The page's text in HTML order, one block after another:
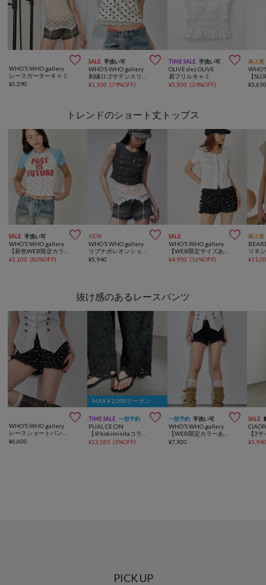

WHO’S WHO gallery
レースガーターキャミ
¥5,390
SALE 手洗い可 
WHO’S WHO gallery
¥1,100 (79%OFF)
TIME SALE 手洗い可 
OLIVE des OLIVE
肩フリルキャミ
¥3,500 (24%OFF)
再入荷
¥
トレンドのショート丈トップス
SALE 手洗い可 
WHO’S WHO gallery
【新色WEB限定カラーあり】メニースターラグランチビT
¥1,100 (80%OFF)
NEW 
WHO’S WHO gallery
リブナポレオンショートノースリーブ
¥5,940
SALE 
WHO’S WHO gallery
【WEB限定サイズあり】ナポレオンショート半袖トップス
¥4,950 (16%OFF)
再入荷
¥
抜け感のあるレースパンツ

WHO’S WHO gallery
¥6,600
MAX￥2,000クーポン
TIME SALE 一部予約 
PUAL CE CIN
¥13,585 (5%OFF)
一部予約 手洗い可 
WHO’S WHO gallery
¥7,920
SALE
¥
PICK UP